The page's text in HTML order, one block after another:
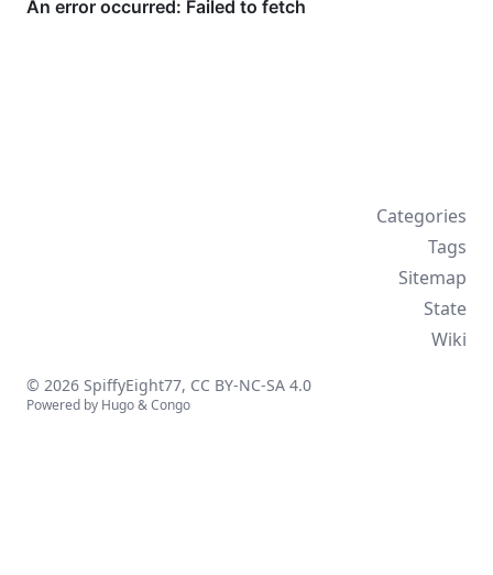
Categories
Tags
Sitemap
State
Wiki
© 2026 SpiffyEight77, CC BY-NC-SA 4.0
Powered by Hugo&Congo